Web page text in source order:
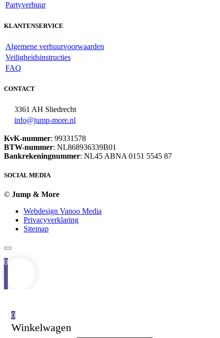
Partyverhuur
KLANTENSERVICE
Algemene verhuurvoorwaarden
Veiligheidsinstructies
FAQ
CONTACT
3361 AH Sliedrecht
info@jump-more.nl
KvK-nummer: 99331578
BTW-nummer: NL868936339B01
Bankrekeningnummer: NL45 ABNA 0151 5545 87
SOCIAL MEDIA
© Jump & More
Webdesign Vanoo Media
Privacyverklaring
Sitemap
0
0
Winkelwagen